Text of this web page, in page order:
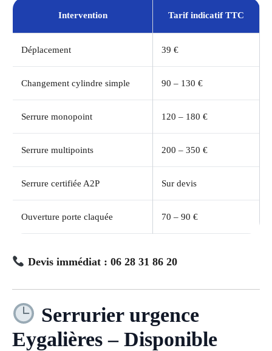
Intervention Tarif indicatif TTC
Déplacement 39 €
Changement cylindre simple 90 – 130 €
Serrure monopoint 120 – 180 €
Serrure multipoints 200 – 350 €
Serrure certifiée A2P Sur devis
Ouverture porte claquée 70 – 90 €
Devis immédiat : 06 28 31 86 20
Serrurier urgence
Eygalières – Disponible